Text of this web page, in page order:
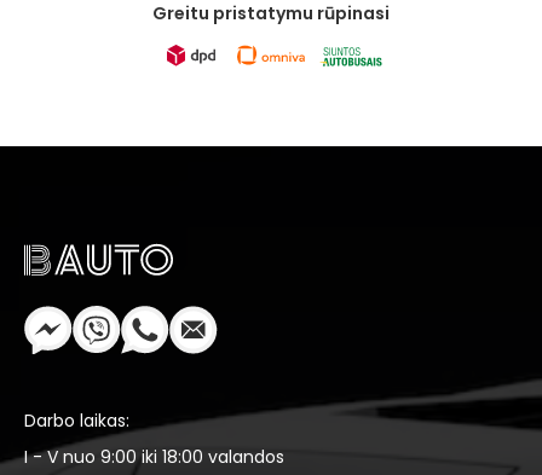
Greitu pristatymu rūpinasi
Darbo laikas:
I - V nuo 9:00 iki 18:00 valandos